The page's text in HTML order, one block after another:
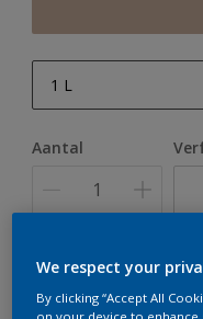
1 L
Aantal
Op dit moment is het
te bestellen. Houd
We respect your
By clicking “Accept All
on your device to enhance